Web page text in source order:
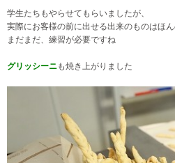
学生たちもやらせてもらいましたが、
実際にお客様の前に出せる出来のものはほ
まだまだ、練習が必要ですね
グリッシーニも焼き上がりました